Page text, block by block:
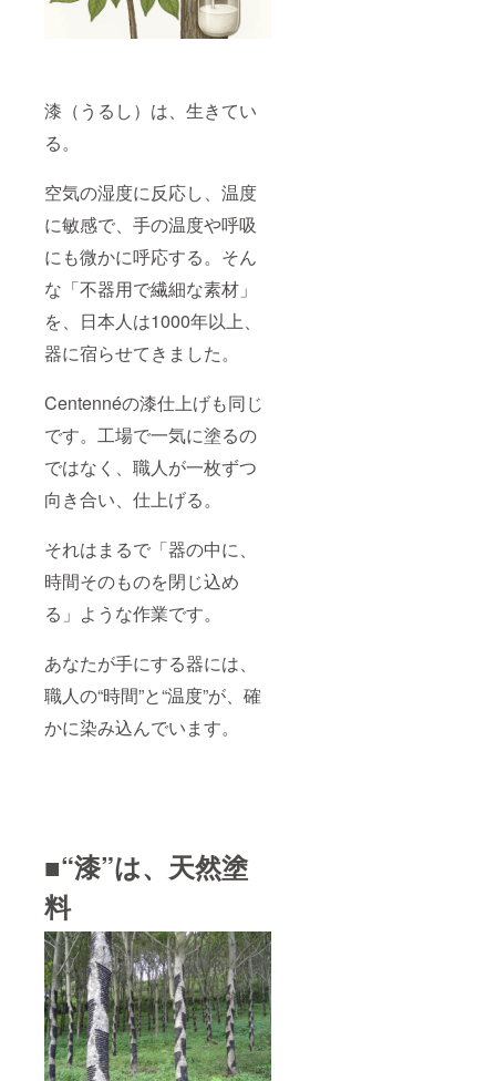
漆（うるし）は、生きてい
る。
空気の湿度に反応し、温度
に敏感で、手の温度や呼吸
にも微かに呼応する。そん
な「不器用で繊細な素材」
を、日本人は1000年以上、
器に宿らせてきました。
Centennéの漆仕上げも同じ
です。工場で一気に塗るの
ではなく、職人が一枚ずつ
向き合い、仕上げる。
それはまるで「器の中に、
時間そのものを閉じ込め
る」ような作業です。
あなたが手にする器には、
職人の“時間”と“温度”が、確
かに染み込んでいます。
■“漆”は、天然塗
料